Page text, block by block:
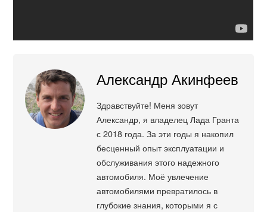
Александр Акинфеев
Здравствуйте! Меня зовут
Александр, я владелец Лада Гранта
с 2018 года. За эти годы я накопил
бесценный опыт эксплуатации и
обслуживания этого надежного
автомобиля. Моё увлечение
автомобилями превратилось в
глубокие знания, которыми я с